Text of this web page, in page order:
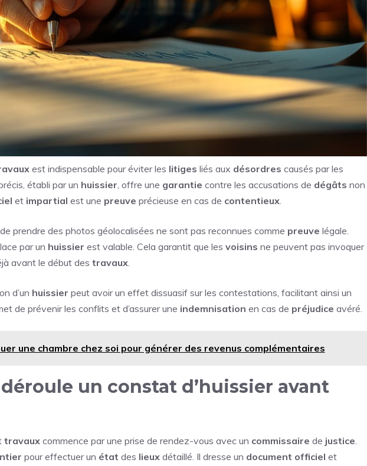
est indispensable pour éviter les litiges liés aux désordres causés par les
établi par un huissier, offre une garantie contre les accusations de dégâts non
et impartial est une preuve précieuse en cas de contentieux.
prendre des photos géolocalisées ne sont pas reconnues comme preuve légale.
par un huissier est valable. Cela garantit que les voisins ne peuvent pas invoquer
avant le début des travaux.
d’un huissier peut avoir un effet dissuasif sur les contestations, facilitant ainsi un
de prévenir les conflits et d’assurer une indemnisation en cas de préjudice avéré.
une chambre chez soi pour générer des revenus complémentaires
un constat d’huissier avant
travauxcommence par une prise de rendez-vous avec un commissaire de justice.
pour effectuer un état des lieuxdétaillé. Il dresse un document officiel et